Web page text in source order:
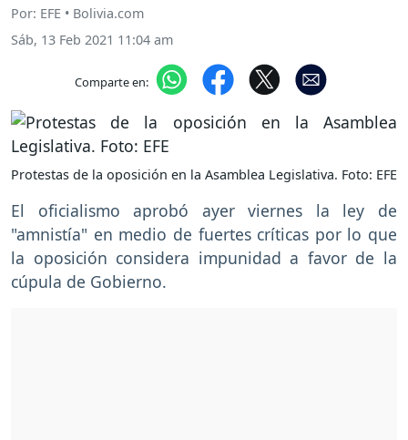
Por: EFE • Bolivia.com
Sáb, 13 Feb 2021 11:04 am
Comparte en:
Protestas de la oposición en la Asamblea Legislativa. Foto: EFE
El oficialismo aprobó ayer viernes la ley de
"amnistía" en medio de fuertes críticas por lo que
la oposición considera impunidad a favor de la
cúpula de Gobierno.